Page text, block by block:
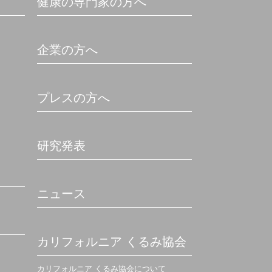
企業の方へ
プレスの方へ
研究発表
ニュース
カリフォルニア くるみ協会
カリフォルニア くるみ協会について